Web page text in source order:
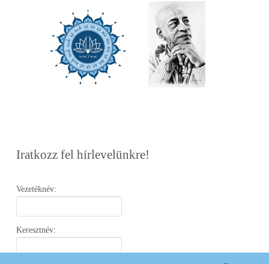
Iratkozz fel hírlevelünkre!
Vezetéknév:
Keresztnév: